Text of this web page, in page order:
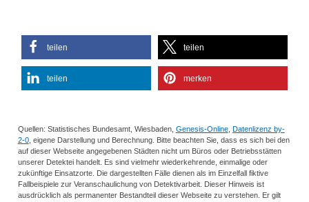
teilen teilen
teilen merken
Quellen: Statistisches Bundesamt, Wiesbaden, Genesis-Online, Datenlizenz by-
2-0, eigene Darstellung und Berechnung. Bitte beachten Sie, dass es sich bei den
auf dieser Webseite angegebenen Städten nicht um Büros oder Betriebsstätten
unserer Detektei handelt. Es sind vielmehr wiederkehrende, einmalige oder
zukünftige Einsatzorte. Die dargestellten Fälle dienen als im Einzelfall fiktive
Fallbeispiele zur Veranschaulichung von Detektivarbeit. Dieser Hinweis ist
ausdrücklich als permanenter Bestandteil dieser Webseite zu verstehen. Er gilt